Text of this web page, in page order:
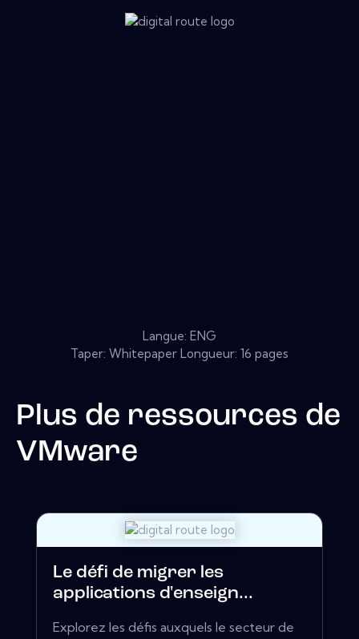
Langue: ENG
Taper: Whitepaper Longueur: 16 pages
Plus de ressources de
VMware
Le défi de migrer les
applications d'enseign...
Explorez les défis auxquels le secteur de